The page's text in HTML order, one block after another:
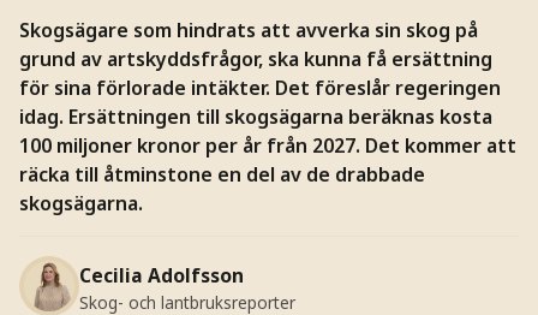
Skogsägare som hindrats att avverka sin skog på
grund av artskyddsfrågor, ska kunna få ersättning
för sina förlorade intäkter. Det föreslår regeringen
idag. Ersättningen till skogsägarna beräknas kosta
100 miljoner kronor per år från 2027. Det kommer att
räcka till åtminstone en del av de drabbade
skogsägarna.
Cecilia Adolfsson
Skog- och lantbruksreporter